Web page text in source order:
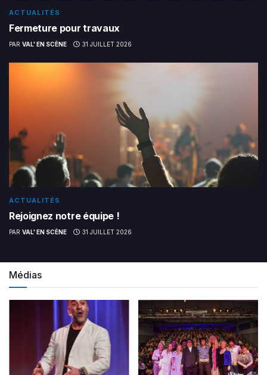
ACTUALITÉS
Fermeture pour travaux
PAR VAL' EN SCÈNE 31 JUILLET 2026
ACTUALITÉS
Rejoignez notre équipe !
PAR VAL' EN SCÈNE 31 JUILLET 2026
Médias